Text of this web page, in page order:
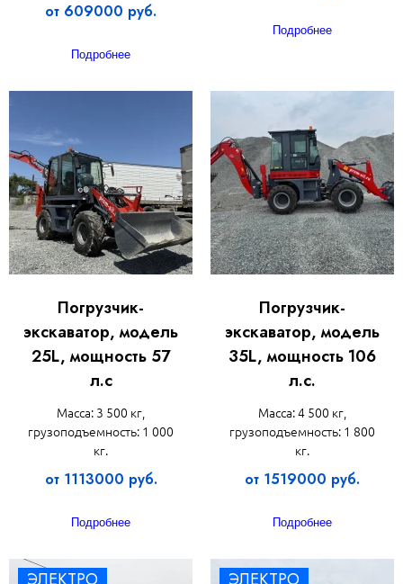
от 609000 руб.
Подробнее
Подробнее
Погрузчик-
экскаватор, модель
25L, мощность 57
л.с
Масса: 3 500 кг,
грузоподъемность: 1 000
кг.
от 1113000 руб.
Подробнее
Погрузчик-
экскаватор, модель
35L, мощность 106
л.с.
Масса: 4 500 кг,
грузоподъемность: 1 800
кг.
от 1519000 руб.
Подробнее
ЭЛЕКТРО ЭЛЕКТРО